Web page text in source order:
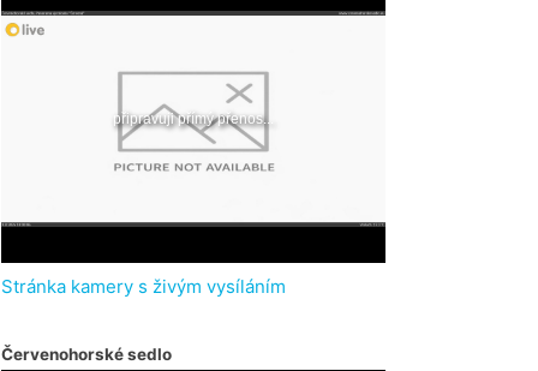
Stránka kamery s živým vysíláním
Červenohorské sedlo